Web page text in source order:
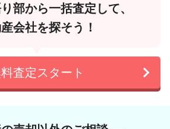
部から一括査定して、
会社を探そう！
査定スタート